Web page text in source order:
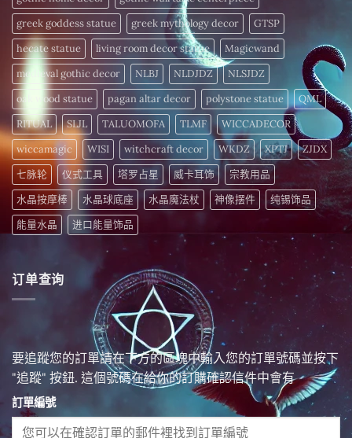
力〉
中
greek goddess statue
greek mythology decor
GTSP
hecate statue
living room decor statue
Magicwand
medieval gothic decor
NLBJ NLDJDZ
NLSJDZ
oak wood statue
pagan altar decor polystone statue
QML
RITUAL
SLJL TALUOMOFA TLMF
WICCADECOR
wiccamagic
WISI witchcraft decor WKDZ XPTJ
ZJDX
七脉轮
仪式工具 塔罗占星 威卡耳饰
宗教用品
水晶按摩棒
水晶球底座 水晶魔法杖 神像摆件
纯锡饰品
能量水晶
进口能量饰品
订单查询
要追蹤您的訂單請在下方的區塊中輸入您的訂單號碼並按下
"追蹤" 按鈕. 這個號碼在給你的訂購確認信件中會有
訂單編號